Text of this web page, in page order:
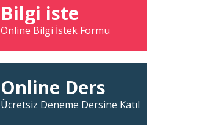
Bilgi iste
Online Bilgi İstek Formu
Online Ders
Ücretsiz Deneme Dersine Katıl